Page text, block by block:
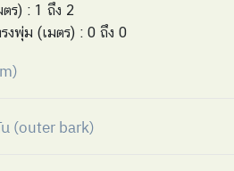
ตร) : 1 ถึง 2
งพุ่ม (เมตร) : 0 ถึง 0
(outer bark)